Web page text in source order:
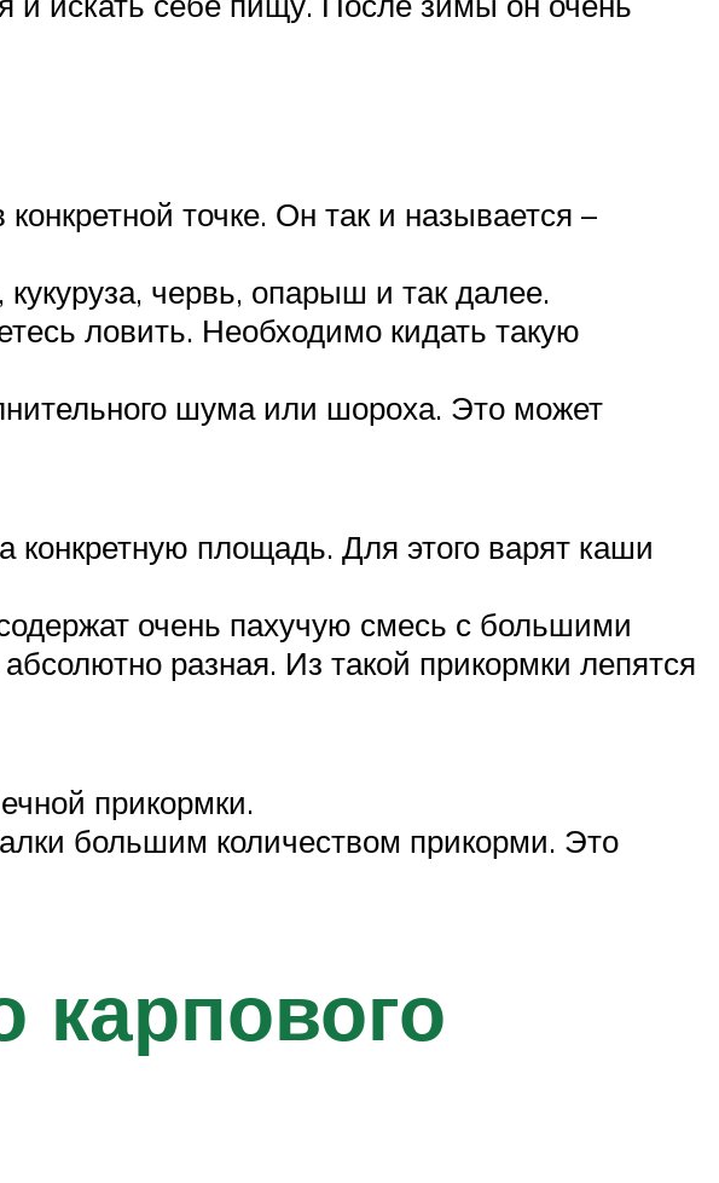
точке. Он так и называется –
червь, опарыш и так далее.
ловить. Необходимо кидать такую
шума или шороха. Это может
конкретную площадь. Для этого варят каши
очень пахучую смесь с большими
разная. Из такой прикормки лепятся
прикормки.
большим количеством прикорми. Это
карпового